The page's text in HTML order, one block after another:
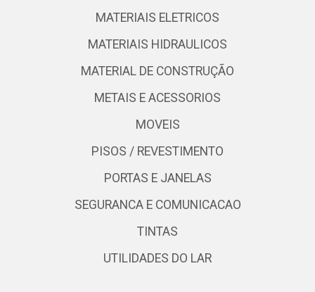
MATERIAIS ELETRICOS
MATERIAIS HIDRAULICOS
MATERIAL DE CONSTRUÇÃO
METAIS E ACESSORIOS
MOVEIS
PISOS / REVESTIMENTO
PORTAS E JANELAS
SEGURANCA E COMUNICACAO
TINTAS
UTILIDADES DO LAR